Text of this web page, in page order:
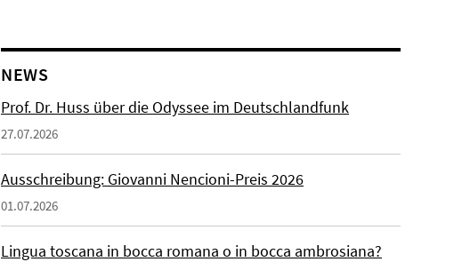
NEWS
Prof. Dr. Huss über die Odyssee im Deutschlandfunk
27.07.2026
Ausschreibung: Giovanni Nencioni-Preis 2026
01.07.2026
Lingua toscana in bocca romana o in bocca ambrosiana?